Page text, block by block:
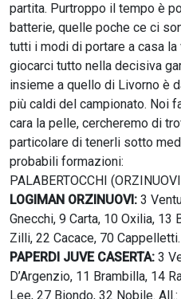
partita. Purtroppo il tempo è
batterie, quelle poche ce ci
tutti i modi di portare a casa
giocarci tutto nella decisiva
insieme a quello di Livorno è
più caldi del campionato. Noi
cara la pelle, cercheremo di
particolare di tenerli sotto
probabili formazioni:
PALABERTOCCHI
LOGIMAN ORZINUOVI: 3
Gnecchi, 9 Carta, 10 Oxilia, 13
Zilli, 22 Cacace, 70 Cappelletti.
PAPERDI JUVE CASERTA: 3
D’Argenzio, 11 Brambilla, 14
Lee, 27 Biondo, 32 Nobile. All.: